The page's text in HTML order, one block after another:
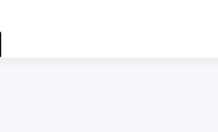
product